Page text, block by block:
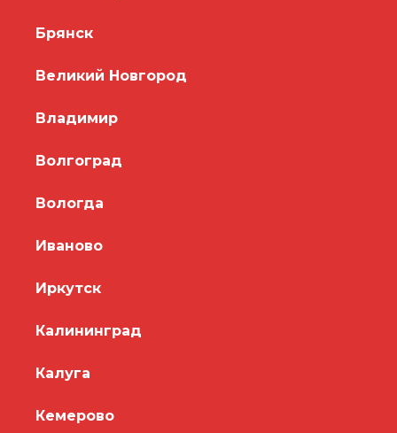
Брянск
Великий Новгород
Владимир
Волгоград
Вологда
Иваново
Иркутск
Калининград
Калуга
Кемерово